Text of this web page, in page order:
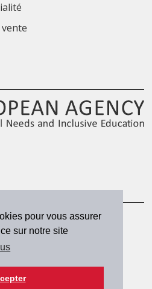
pour vous assurer
sur notre site